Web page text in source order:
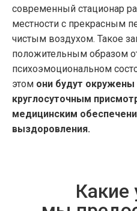
современный стационар
местности с прекрасным
чистым воздухом. Такое
положительным образом
психоэмоциональном
этом они будут
круглосуточным
медицинским
выздоровления.
Какие